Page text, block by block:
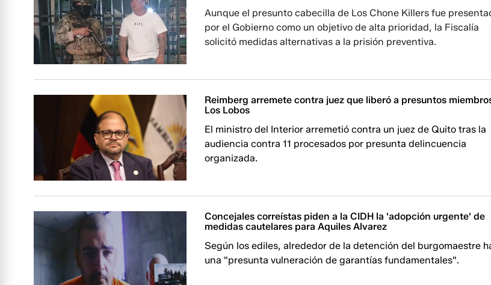
Aunque el presunto cabecilla de Los Chone Killers fue
por el Gobierno como un objetivo de alta prioridad, la Fiscalía
solicitó medidas alternativas a la prisión preventiva.
Reimberg arremete contra juez que liberó a presuntos
Los Lobos
El ministro del Interior arremetió contra un juez de Quito tras la
audiencia contra 11 procesados por presunta delincuencia
organizada.
Concejales correístas piden a la CIDH la 'adopción urgente' de
medidas cautelares para Aquiles Alvarez
Según los ediles, alrededor de la detención del burgomaestre
una "presunta vulneración de garantías fundamentales".